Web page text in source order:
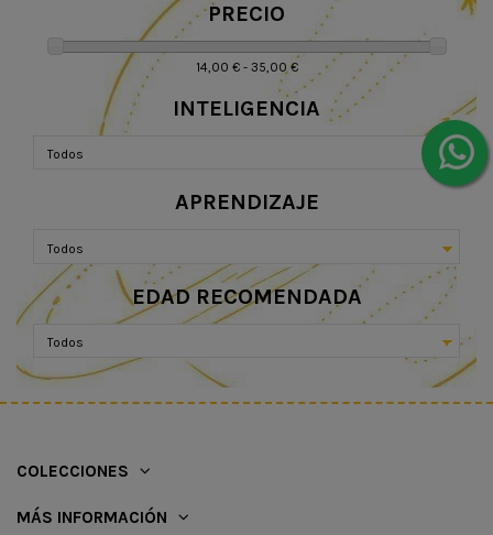
PRECIO
14,00 € - 35,00 €
INTELIGENCIA
APRENDIZAJE
EDAD RECOMENDADA
COLECCIONES
MÁS INFORMACIÓN